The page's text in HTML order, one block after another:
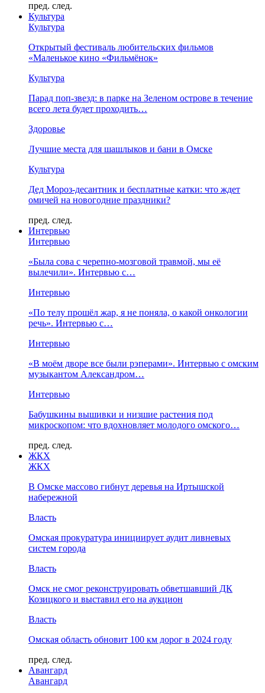
пред. след.
Культура
Культура
Открытый фестиваль любительских фильмов
«Маленькое кино «Фильмёнок»
Культура
Парад поп-звезд: в парке на Зеленом острове в течение
всего лета будет проходить…
Здоровье
Лучшие места для шашлыков и бани в Омске
Культура
Дед Мороз-десантник и бесплатные катки: что ждет
омичей на новогодние праздники?
пред. след.
Интервью
Интервью
«Была сова с черепно-мозговой травмой, мы её
вылечили». Интервью с…
Интервью
«По телу прошёл жар, я не поняла, о какой онкологии
речь». Интервью с…
Интервью
«В моём дворе все были рэперами». Интервью с омским
музыкантом Александром…
Интервью
Бабушкины вышивки и низшие растения под
микроскопом: что вдохновляет молодого омского…
пред. след.
ЖКХ
ЖКХ
В Омске массово гибнут деревья на Иртышской
набережной
Власть
Омская прокуратура инициирует аудит ливневых
систем города
Власть
Омск не смог реконструировать обветшавший ДК
Козицкого и выставил его на аукцион
Власть
Омская область обновит 100 км дорог в 2024 году
пред. след.
Авангард
Авангард